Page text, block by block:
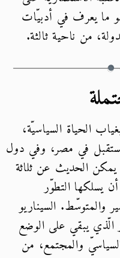
ما يعرف في أدبيّات
من ناحية ثالثة.
الحياة السياسيّة،
في مصر، وفي دول
الحديث عن ثلاثة
يسلكها التطوّر
السيناريو
الّذي يبقي على الوضع
والمجتمع، من